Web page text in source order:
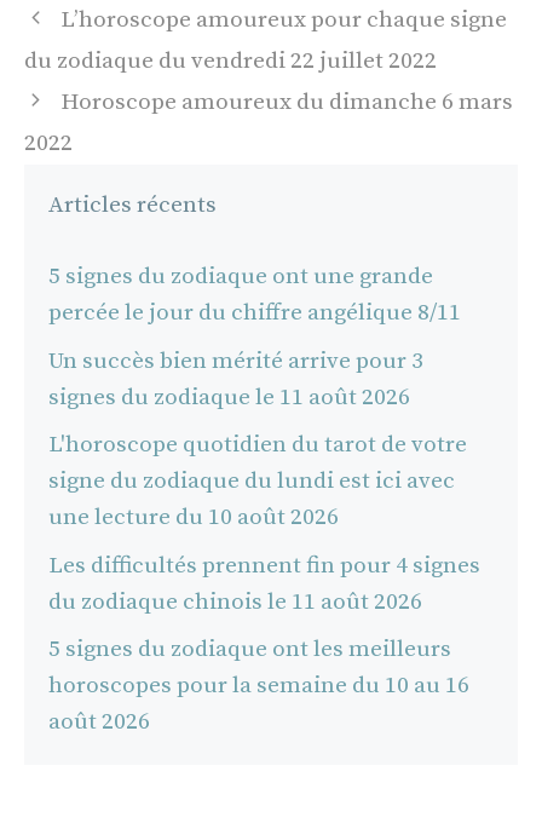
Navigation
des
L’horoscope amoureux pour chaque signe
du zodiaque du vendredi 22 juillet 2022
Horoscope amoureux du dimanche 6 mars
2022
Articles récents
5 signes du zodiaque ont une grande
percée le jour du chiffre angélique 8/11
Un succès bien mérité arrive pour 3
signes du zodiaque le 11 août 2026
L'horoscope quotidien du tarot de votre
signe du zodiaque du lundi est ici avec
une lecture du 10 août 2026
Les difficultés prennent fin pour 4 signes
du zodiaque chinois le 11 août 2026
5 signes du zodiaque ont les meilleurs
horoscopes pour la semaine du 10 au 16
août 2026